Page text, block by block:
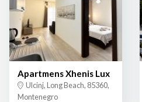
Apartmens Xhenis Lux
Ulcinj, Long Beach, 85360,
Montenegro